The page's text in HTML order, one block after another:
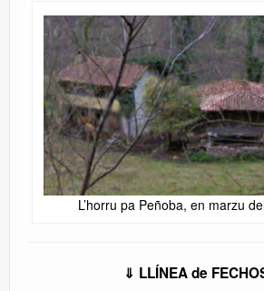
L’horru pa Peñoba, en marzu
⇓ LLÍNEA de